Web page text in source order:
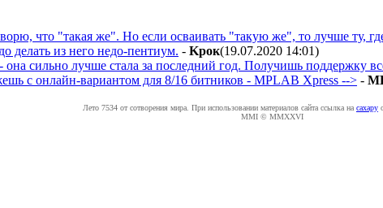
что "такая же". Но если осваивать "такую же", то лучше
делать из него недо-пентиум. - Kpoк(19.07.2020 14:01)
сильно лучше стала за последний год. Получишь поддержку
с онлайн-вариантом для 8/16 битников - MPLAB Xpress --> -
Лето 7534 от сотворения мира. При использовании материалов сайта ссылка на caxapу
MMI © MMXXVI